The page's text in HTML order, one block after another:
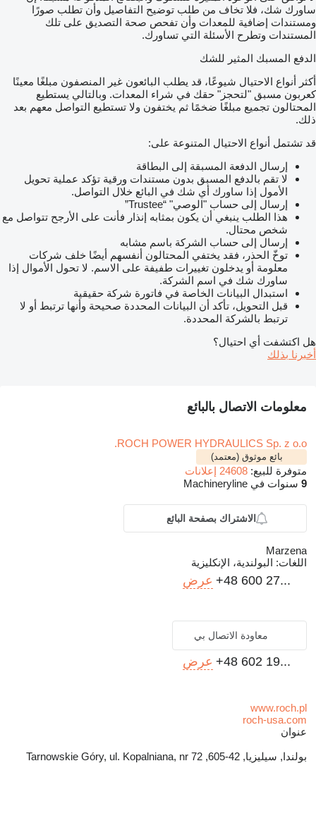
ساورك شك، فلا تخاف من طلب توضيح التفاصيل وأن تطلب صورًا
ومستندات إضافية للمعدات وأن تفحص صحة التصديق على تلك
المستندات وتطرح الأسئلة التي تساورك.
الدفع المسبك المثير للشك
أكثر أنواع الاحتيال شيوعًا، قد يطلب البائعون غير المنصفون مبلغًا معينًا
كعربون مسبق "لتحجز" حقك في شراء المعدات. وبالتالي يستطيع
المحتالون تجميع مبلغًا ضخمًا ثم يختفون ولا تستطيع التواصل معهم بعد
ذلك.
قد تشتمل أنواع الاحتيال المتنوعة على:
إرسال الدفعة المسبقة إلى البطاقة
لا تقم بالدفع المسبق بدون مستندات ورقية تؤكد عملية تحويل
الأمول إذا ساورك أي شك في البائع خلال التواصل.
إرسال إلى حساب "الوصي" “Trustee”
هذا الطلب ينبغي أن يكون بمثابه إنذار فأنت على الأرجح تتواصل مع
شخص محتال.
إرسال إلى حساب الشركة باسم مشابه
توخّ الحذر، فقد يختفي المحتالون أنفسهم أيضًا خلف شركات
معلومة أو يدخلون تغييرات طفيفة على الاسم. لا تحول الأموال إذا
ساورك شك في اسم الشركة.
استبدال البيانات الخاصة في فاتورة شركة حقيقية
قبل التحويل، تأكد أن البيانات المحددة صحيحة وأنها ترتبط أو لا
ترتبط بالشركة المحددة.
هل اكتشفت أي احتيال؟
أخبرنا بذلك
معلومات الاتصال بالبائع
ROCH POWER HYDRAULICS Sp. z o.o.
بائع موثوق (معتمد)
متوفرة للبيع: 24608 إعلانات
9 سنوات في Machineryline
الاشتراك بصفحة البائع
Marzena
اللغات: البولندية، الإنكليزية
+48 600 27... عرض
معاودة الاتصال بي
+48 602 19... عرض
www.roch.pl
roch-usa.com
عنوان
بولندا, سيليزيا, 42-605, Tarnowskie Góry, ul. Kopalniana, nr 72